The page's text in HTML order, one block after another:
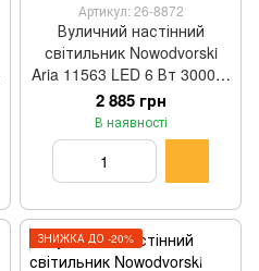
Артикул: 26-8872
Вуличний настінний
світильник Nowodvorski
Aria 11563 LED 6 Вт 3000 K
бежевий 13,5 × 13,5 × 4 см
2 885 грн
В наявності
ЗНИЖКА ДО -20%